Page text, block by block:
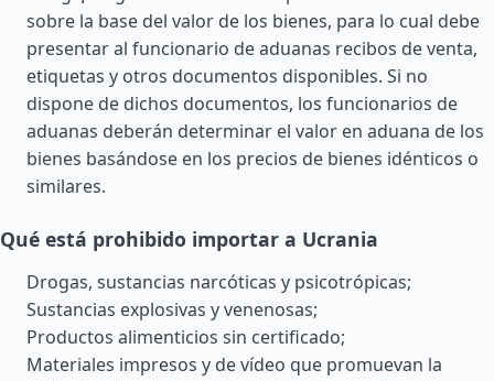
sobre la base del valor de los bienes, para lo cual debe
presentar al funcionario de aduanas recibos de venta,
etiquetas y otros documentos disponibles. Si no
dispone de dichos documentos, los funcionarios de
aduanas deberán determinar el valor en aduana de los
bienes basándose en los precios de bienes idénticos o
similares.
Qué está prohibido importar a Ucrania
Drogas, sustancias narcóticas y psicotrópicas;
Sustancias explosivas y venenosas;
Productos alimenticios sin certificado;
Materiales impresos y de vídeo que promuevan la